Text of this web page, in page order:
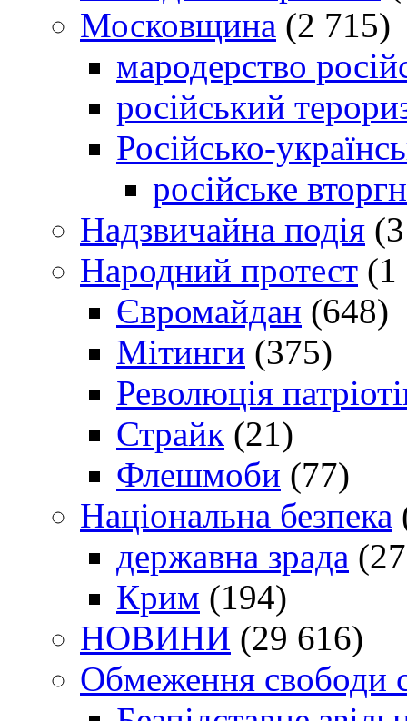
Московщина (2 715)
мародерство
російський
Російсько-
російське
Надзвичайна подія
Народний протест (1
Євромайдан (648)
Мітинги (375)
Революція
Страйк (21)
Флешмоби (77)
Національна безпека
державна зрада
Крим (194)
НОВИНИ (29 616)
Обмеження свободи